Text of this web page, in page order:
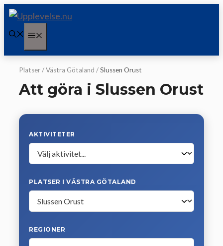
Hoppa
innehåll
Platser/Västra Götaland /Slussen Orust
Att göra i Slussen Orust
AKTIVITETER
PLATSER I VÄSTRA GÖTALAND
REGIONER